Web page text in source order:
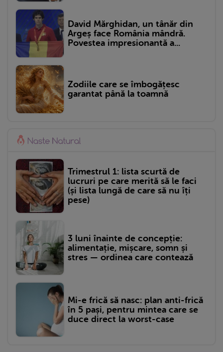
David Mărghidan, un tânăr din
Argeș face România mândră.
Povestea impresionantă a...
Zodiile care se îmbogățesc
garantat până la toamnă
Trimestrul 1: lista scurtă de
lucruri pe care merită să le faci
(și lista lungă de care să nu îți
pese)
3 luni înainte de concepție:
alimentație, mișcare, somn și
stres — ordinea care contează
Mi-e frică să nasc: plan anti-frică
în 5 pași, pentru mintea care se
duce direct la worst-case